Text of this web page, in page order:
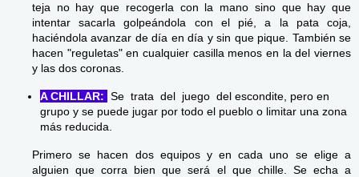
teja no hay que recogerla con la mano sino que hay que
intentar sacarla golpeándola con el pié, a la pata coja,
haciéndola avanzar de día en día y sin que pique. También se
hacen "reguletas" en cualquier casilla menos en la del viernes
y las dos coronas.
A CHILLAR: Se trata del juego del escondite, pero en
grupo y se puede jugar por todo el pueblo o limitar una zona
más reducida.
Primero se hacen dos equipos y en cada uno se elige a
alguien que corra bien que será el que chille. Se echa a